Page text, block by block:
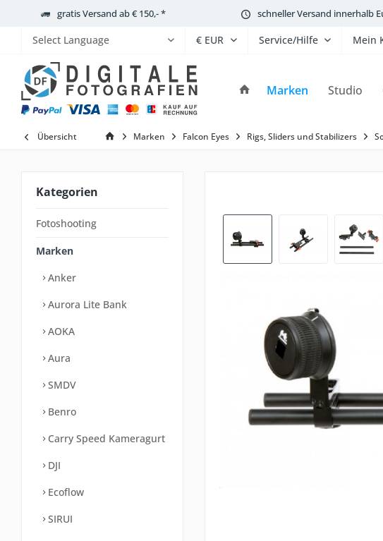
gratis Versand ab € 150,- * schneller Versand innerhalb
Powered by
Service/Hilfe Mein
Marken Studio
Übersicht Marken Falcon Eyes Rigs, Sliders und Stabilizers
Kategorien
Fotoshooting
Marken
Anker
Aurora Lite Bank
AOKA
Aura
SMDV
Benro
Carry Speed Kameragurt
DJI
Ecoflow
SIRUI